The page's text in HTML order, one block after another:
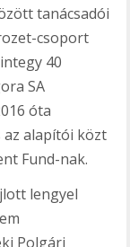
tanácsadói
csoport
40
SA
óta
az alapítói közt
Fund-nak.
lengyel
Polgári